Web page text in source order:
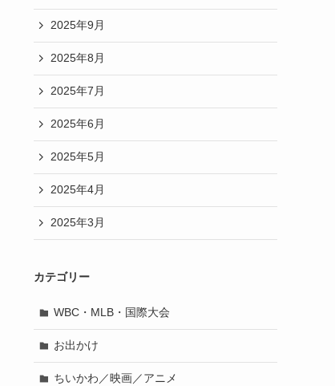
2025年9月
2025年8月
2025年7月
2025年6月
2025年5月
2025年4月
2025年3月
カテゴリー
WBC・MLB・国際大会
お出かけ
ちいかわ／映画／アニメ